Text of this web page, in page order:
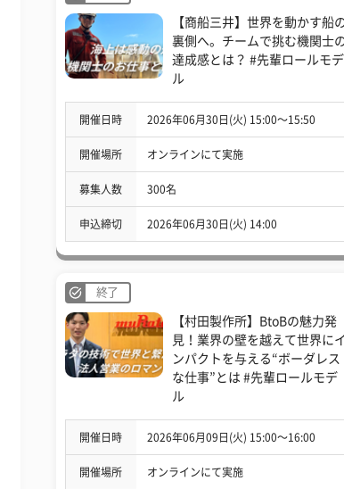
【商船三井】世界を動かす船
裏側へ。チームで挑む機関士
達成感とは？ #先輩ロールモデ
ル
開催日時 2026年06月30日(火) 15:00〜15:50
開催場所 オンラインにて実施
募集人数 300名
申込締切 2026年06月30日(火) 14:00
終了
【村田製作所】BtoBの魅力発
見！業界の壁を越えて世界にイ
ンパクトを与える“ボーダレス
な仕事”とは #先輩ロールモデ
ル
開催日時 2026年06月09日(火) 15:00〜16:00
開催場所 オンラインにて実施